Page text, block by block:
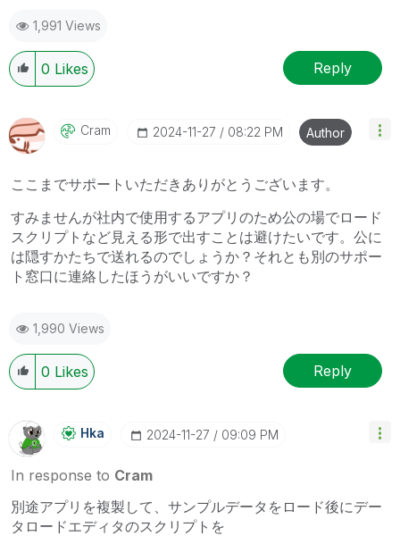
1,991 Views
0 Likes Reply
Cram ‎2024-11-27 08:22 PM Author
ここまでサポートいただきありがとうございます。
すみませんが社内で使用するアプリのため公の場でロード
スクリプトなど見える形で出すことは避けたいです。公に
は隠すかたちで送れるのでしょうか？それとも別のサポー
ト窓口に連絡したほうがいいですか？
1,990 Views
0 Likes Reply
Hka ‎2024-11-27 09:09 PM
In response to Cram
別途アプリを複製して、サンプルデータをロード後にデー
タロードエディタのスクリプトを